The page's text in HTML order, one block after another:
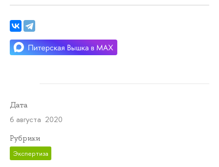
Дата
6 августа 2020
Рубрики
Экспертиза